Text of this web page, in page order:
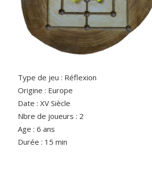
Type de jeu : Réflexion
Origine : Europe
Date : XV Siècle
Nbre de joueurs : 2
Age : 6 ans
Durée : 15 min